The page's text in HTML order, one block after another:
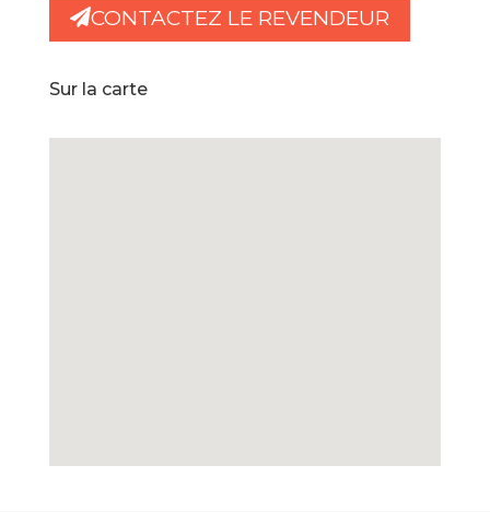
CONTACTEZ LE REVENDEUR
Sur la carte